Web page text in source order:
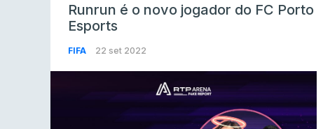
Runrun é o novo jogador do FC Porto
Esports
FIFA 22 set 2022